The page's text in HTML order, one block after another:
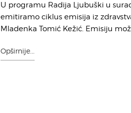
U programu Radija Ljubuški u
emitiramo ciklus emisija iz
Mladenka Tomić Kežić. Emisiju
Opširnije...